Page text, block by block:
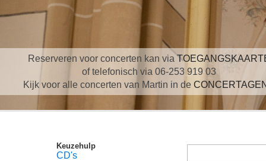
Reserveren voor concerten kan via
of telefonisch via 06-253 919 03
Kijk voor alle concerten van Martin in de
Keuzehulp
CD's